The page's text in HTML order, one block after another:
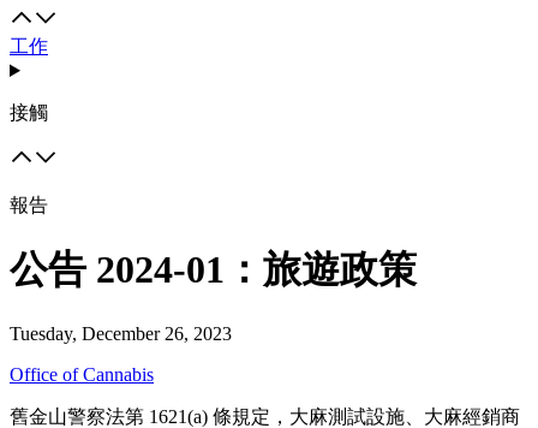
工作
接觸
報告
公告 2024-01：旅遊政策
Tuesday, December 26, 2023
Office of Cannabis
舊金山警察法第 1621(a) 條規定，大麻測試設施、大麻經銷商